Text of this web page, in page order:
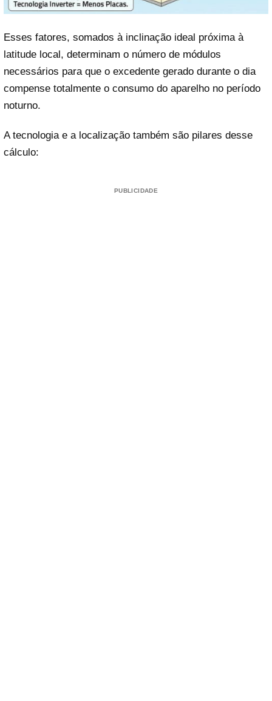
Esses fatores, somados à inclinação ideal próxima à
latitude local, determinam o número de módulos
necessários para que o excedente gerado durante o dia
compense totalmente o consumo do aparelho no período
noturno.
A tecnologia e a localização também são pilares desse
cálculo:
PUBLICIDADE